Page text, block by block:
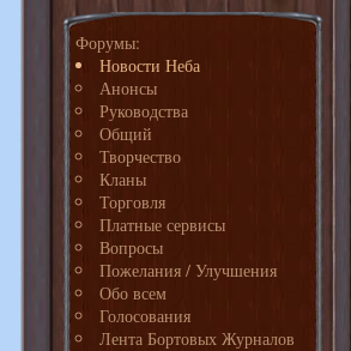
Форумы:
Новости Неба
Анонсы
Руководства
Общий
Творчество
Кланы
Торговля
Платные сервисы
Вопросы
Пожелания / Улучшения
Обо всем
Голосования
Лента Бортовых Журналов